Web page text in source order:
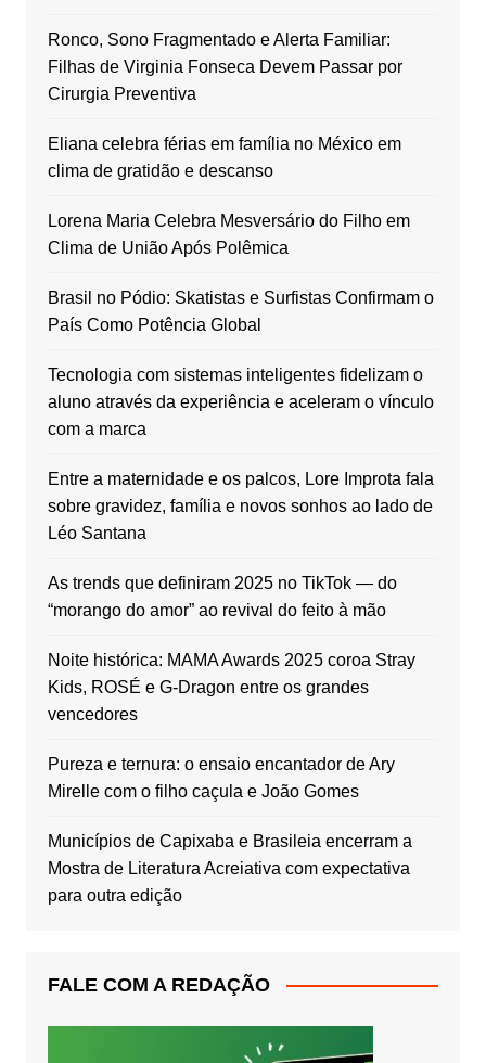
Ronco, Sono Fragmentado e Alerta Familiar:
Filhas de Virginia Fonseca Devem Passar por
Cirurgia Preventiva
Eliana celebra férias em família no México em
clima de gratidão e descanso
Lorena Maria Celebra Mesversário do Filho em
Clima de União Após Polêmica
Brasil no Pódio: Skatistas e Surfistas Confirmam o
País Como Potência Global
Tecnologia com sistemas inteligentes fidelizam o
aluno através da experiência e aceleram o vínculo
com a marca
Entre a maternidade e os palcos, Lore Improta fala
sobre gravidez, família e novos sonhos ao lado de
Léo Santana
As trends que definiram 2025 no TikTok — do
“morango do amor” ao revival do feito à mão
Noite histórica: MAMA Awards 2025 coroa Stray
Kids, ROSÉ e G‑Dragon entre os grandes
vencedores
Pureza e ternura: o ensaio encantador de Ary
Mirelle com o filho caçula e João Gomes
Municípios de Capixaba e Brasileia encerram a
Mostra de Literatura Acreiativa com expectativa
para outra edição
FALE COM A REDAÇÃO